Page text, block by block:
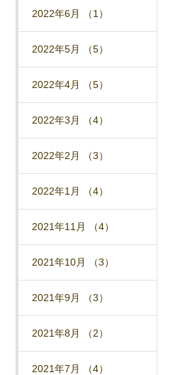
2022年6月 （1）
2022年5月 （5）
2022年4月 （5）
2022年3月 （4）
2022年2月 （3）
2022年1月 （4）
2021年11月 （4）
2021年10月 （3）
2021年9月 （3）
2021年8月 （2）
2021年7月 （4）